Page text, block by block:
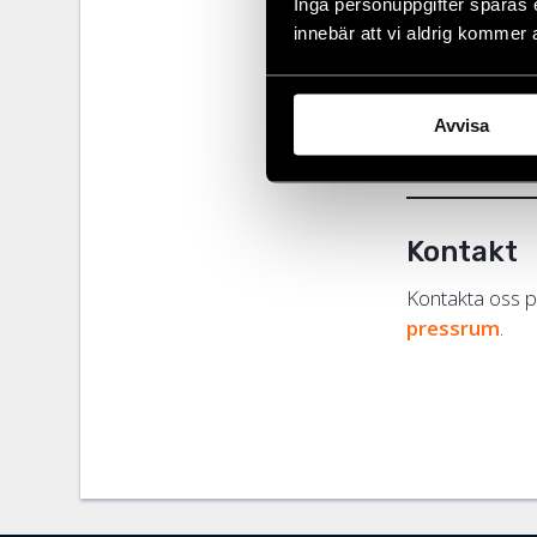
Inga personuppgifter
innebär att vi aldrig kommer
Avvisa
Hot och
Val,
Digital
Kontakt
Kontakta oss
pressrum.